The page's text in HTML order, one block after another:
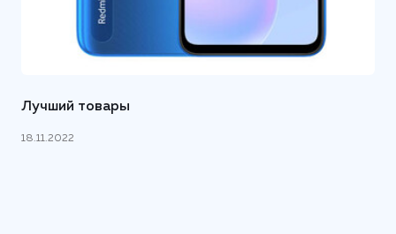
Лучший товары
18.11.2022